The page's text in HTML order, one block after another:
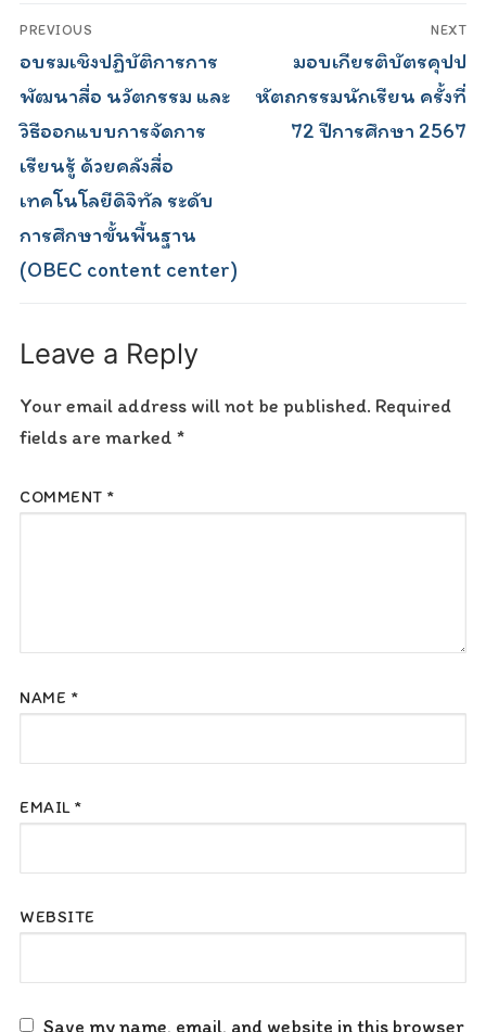
Post
navigation
PREVIOUS
Previous
post:
อบรมเชิงปฏิบัติการการ
พัฒนาสื่อ นวัตกรรม และ
วิธีออกแบบการจัดการ
เรียนรู้ ด้วยคลังสื่อ
เทคโนโลยีดิจิทัล ระดับ
การศึกษาขั้นพื้นฐาน
(OBEC content center)
NEXT
Next
post:
มอบเกียรติบัตรคุปป
หัตถกรรมนักเรียน ครั้งที่
72 ปีการศึกษา 2567
Leave a Reply
Your email address will not be published. Required
fields are marked *
COMMENT *
NAME *
EMAIL *
WEBSITE
Save my name, email, and website in this browser